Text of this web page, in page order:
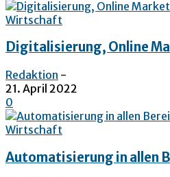
Wirtschaft
Digitalisierung, Online
Redaktion -
21. April 2022
0
Wirtschaft
Automatisierung in allen